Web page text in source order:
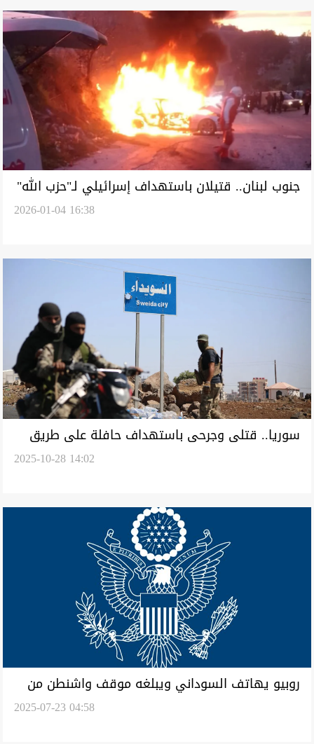
جنوب لبنان.. قتيلان باستهداف إسرائيلي لـ"حزب الله"
2026-01-04 16:38
سوريا.. قتلى وجرحى باستهداف حافلة على طريق
2025-10-28 14:02
روبيو يهاتف السوداني ويبلغه موقف واشنطن من
2025-07-23 04:58